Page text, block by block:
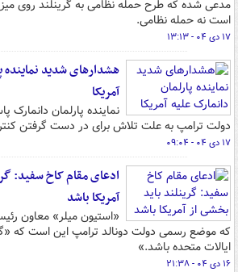
مدعی شده که طرح حمله نظامی به گرینلند روی
است نه حمله نظامی.
۱۷ دی ۰۴ - ۱۳:۱۳
هشدارهای شدید نماینده
آمریکا
نماینده پارلمان
دولت ترامپ به علت تلاش برای در دست گرفتن
۱۷ دی ۰۴ - ۰۹:۰۴
ادعای مقام کاخ سفید:
آمریکا باشد
«استیون میلر» معاون
که موضع رسمی دولت دونالد ترامپ این است که
ایالات متحده باشد.»
۱۶ دی ۰۴ - ۲۱:۳۸